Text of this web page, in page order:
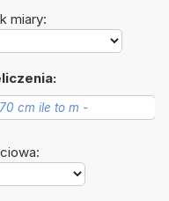
miary: